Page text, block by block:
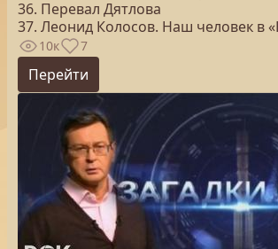
36. Перевал Дятлова
37. Леонид Колосов. Наш человек в
10к 7
Перейти